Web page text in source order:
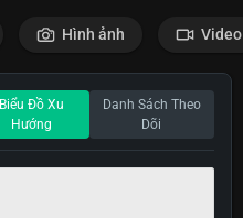
Hình ảnh Video
Biểu Đồ Xu
Hướng
Danh Sách Theo
Dõi